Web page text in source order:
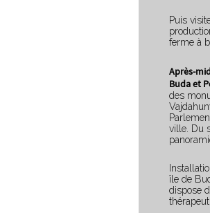
Puis
ferme à
Après-
Buda et
des
ville. Du
île de
dispose